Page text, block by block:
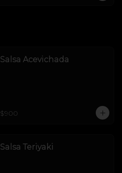
Salsa Acevichada
$900
Salsa Teriyaki